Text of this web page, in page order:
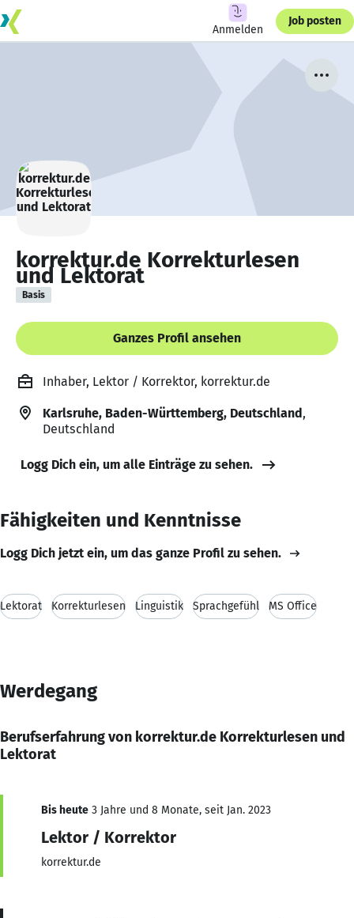
Anmelden
Job posten
korrektur.de Korrekturlesen
und Lektorat
Basis
Ganzes Profil ansehen
Inhaber, Lektor / Korrektor, korrektur.de
Karlsruhe, Baden-Württemberg, Deutschland,
Deutschland
Logg Dich ein, um alle Einträge zu sehen.
Fähigkeiten und Kenntnisse
Logg Dich jetzt ein, um das ganze Profil zu sehen.
Lektorat Korrekturlesen Linguistik Sprachgefühl MS Office
Werdegang
Berufserfahrung von korrektur.de Korrekturlesen und
Lektorat
Bis heute 3 Jahre und 8 Monate, seit Jan. 2023
Lektor / Korrektor
korrektur.de